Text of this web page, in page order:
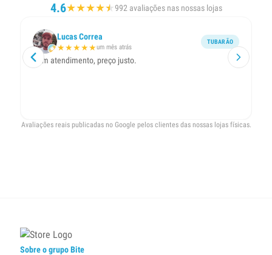
4.6★★★★★
★992 avaliações nas nossas lojas
Lucas Correa
★★★★★um mês atrás
TUBARÃO
Bom atendimento, preço justo.
Avaliações reais publicadas no Google pelos clientes das nossas lojas físicas.
Sobre o grupo Bite